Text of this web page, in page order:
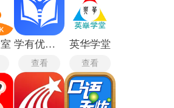
免死记硬背。其分步讲解功能针对阅读
型，提供可视化解题路径，帮助学生建
互简洁友好，支持碎片化学习，契合
识内化过程更高效。
学有优教最新版
查看
英华学堂
查看